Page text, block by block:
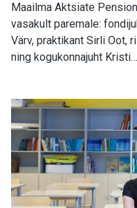
Maailma Aktsiate
vasakult paremale:
Värv, praktikant Sirli Oot,
ning kogukonnajuht Kristi…